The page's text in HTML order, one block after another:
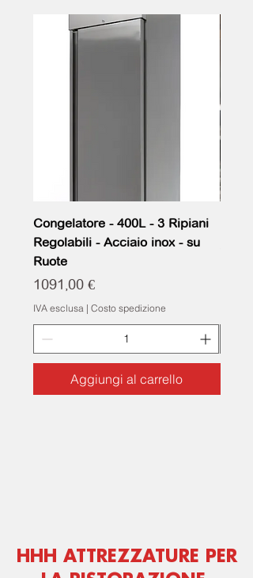
Congelatore - 400L - 3 Ripiani
Regolabili - Acciaio inox - su
Ruote
Prezzo
1091,00 €
IVA esclusa | Costo spedizione
Aggiungi al carrello
HHH ATTREZZATURE PER